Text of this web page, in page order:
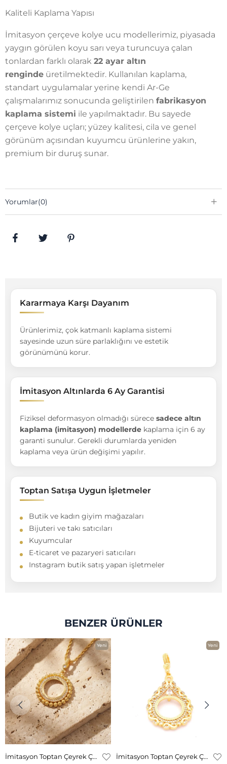
Kaliteli Kaplama Yapısı
İmitasyon çerçeve kolye ucu modellerimiz, piyasada
yaygın görülen koyu sarı veya turuncuya çalan
tonlardan farklı olarak 22 ayar altın
renginde üretilmektedir. Kullanılan kaplama,
standart uygulamalar yerine kendi Ar-Ge
çalışmalarımız sonucunda geliştirilen fabrikasyon
kaplama sistemi ile yapılmaktadır. Bu sayede
çerçeve kolye uçları; yüzey kalitesi, cila ve genel
görünüm açısından kuyumcu ürünlerine yakın,
premium bir duruş sunar.
Yorumlar(0)
Kararmaya Karşı Dayanım
Ürünlerimiz, çok katmanlı kaplama sistemi
sayesinde uzun süre parlaklığını ve estetik
görünümünü korur.
İmitasyon Altınlarda 6 Ay Garantisi
Fiziksel deformasyon olmadığı sürece sadece altın
kaplama (imitasyon) modellerde kaplama için 6 ay
garanti sunulur. Gerekli durumlarda yeniden
kaplama veya ürün değişimi yapılır.
Toptan Satışa Uygun İşletmeler
Butik ve kadın giyim mağazaları
Bijuteri ve takı satıcıları
Kuyumcular
E-ticaret ve pazaryeri satıcıları
Instagram butik satış yapan işletmeler
BENZER ÜRÜNLER
İmitasyon Toptan Çeyrek Çerçeve Kolye Ucu TGR-357
Yeni
Ürün
İmitasyon Toptan Çeyrek Çerçeve Kolye Ucu TGR-358
Yeni